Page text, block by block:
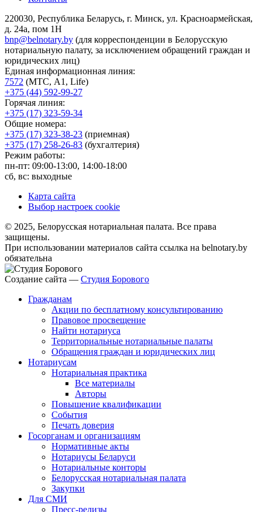
220030, Республика Беларусь, г. Минск, ул. Красноармейская,
д. 24а, пом 1Н
bnp@belnotary.by (для корреспонденции в Белорусскую
нотариальную палату, за исключением обращений граждан и
юридических лиц)
Единая информационная линия:
7572 (МТС, A1, Life)
+375 (44) 592-99-27
Горячая линия:
+375 (17) 323-59-34
Общие номера:
+375 (17) 323-38-23 (приемная)
+375 (17) 258-26-83 (бухгалтерия)
Режим работы:
пн-пт: 09:00-13:00, 14:00-18:00
сб, вс: выходные
Карта сайта
Выбор настроек cookie
© 2025, Белорусская нотариальная палата. Все права
защищены.
При использовании материалов сайта ссылка на belnotary.by
обязательна
Создание сайта — Студия Борового
Гражданам
Акции по бесплатному консультированию
Правовое просвещение
Найти нотариуса
Территориальные нотариальные палаты
Обращения граждан и юридических лиц
Нотариусам
Нотариальная практика
Все материалы
Авторы
Повышение квалификации
События
Печать доверия
Госорганам и организациям
Нормативные акты
Нотариусы Беларуси
Нотариальные конторы
Белорусская нотариальная палата
Закупки
Для СМИ
Пресс-релизы